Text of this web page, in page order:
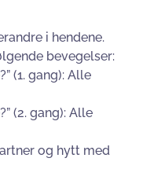
i hendene.
bevegelser:
(1. gang): Alle
(2. gang): Alle
og hytt med